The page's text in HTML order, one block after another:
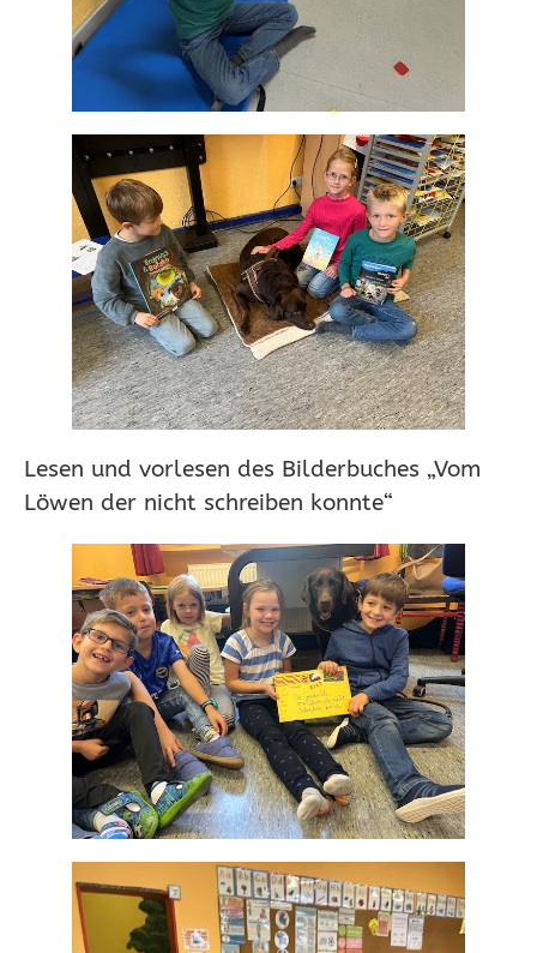
Lesen und vorlesen des Bilderbuches „Vom
Löwen der nicht schreiben konnte“